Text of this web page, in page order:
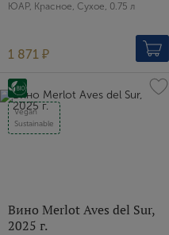
ЮАР, Красное, Сухое, 0.75 л
1 871 ₽
Vegan
Sustainable
Вино Merlot Aves del Sur,
2025 г.